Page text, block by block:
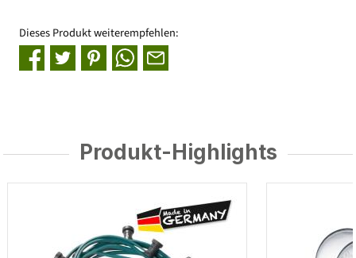
Dieses Produkt weiterempfehlen:
Produkt-Highlights